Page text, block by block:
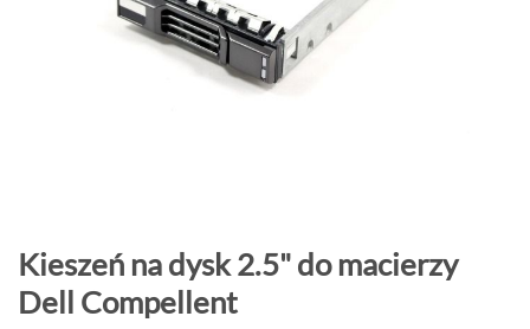
e
r
i
P
r
z
Kieszeń na dysk 2.5" do macierzy
Dell Compellent